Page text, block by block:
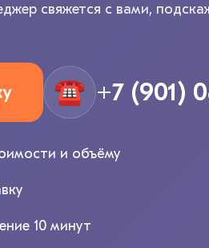
свяжется с вами,
☎ +7 (901)
и объёму
10 минут